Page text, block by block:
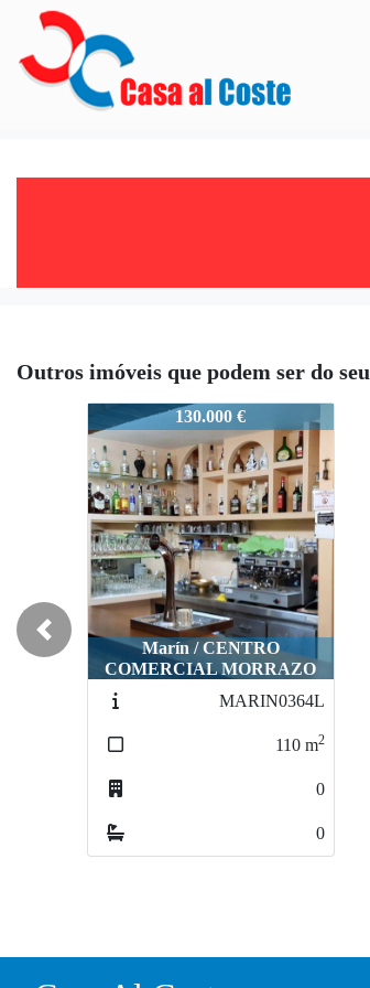
Outros imóveis que podem ser do
MARIN0216130.000 €
Marín / CENTRO
COMERCIAL MORRAZO
MARIN0364L
110 m2
0
0
Previous